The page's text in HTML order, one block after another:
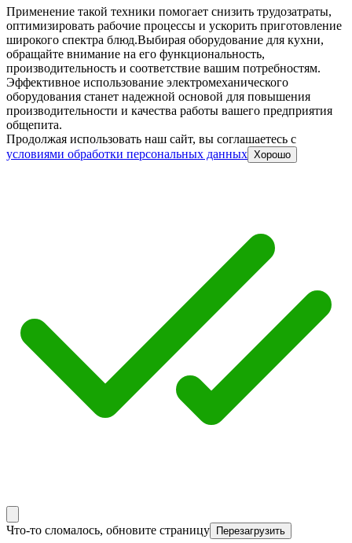
Применение такой техники помогает снизить трудозатраты,
оптимизировать рабочие процессы и ускорить приготовление
широкого спектра блюд.Выбирая оборудование для кухни,
обращайте внимание на его функциональность,
производительность и соответствие вашим потребностям.
Эффективное использование электромеханического
оборудования станет надежной основой для повышения
производительности и качества работы вашего предприятия
общепита.
Продолжая использовать наш сайт, вы соглашаетесь c
условиями обработки персональных данных Хорошо
Что-то сломалось, обновите страницу Перезагрузить